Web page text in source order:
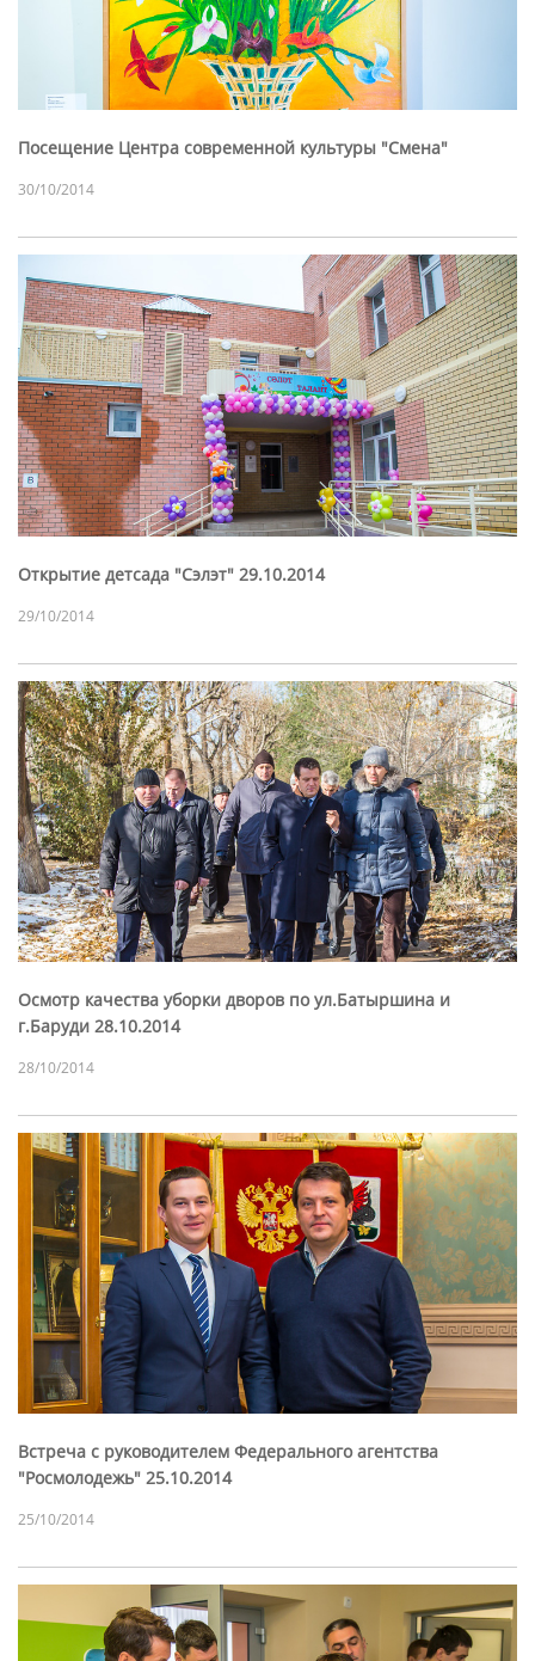
Посещение Центра современной культуры "Смена"
30/10/2014
Открытие детсада "Сэлэт" 29.10.2014
29/10/2014
Осмотр качества уборки дворов по ул.Батыршина и
г.Баруди 28.10.2014
28/10/2014
Встреча с руководителем Федерального агентства
"Росмолодежь" 25.10.2014
25/10/2014